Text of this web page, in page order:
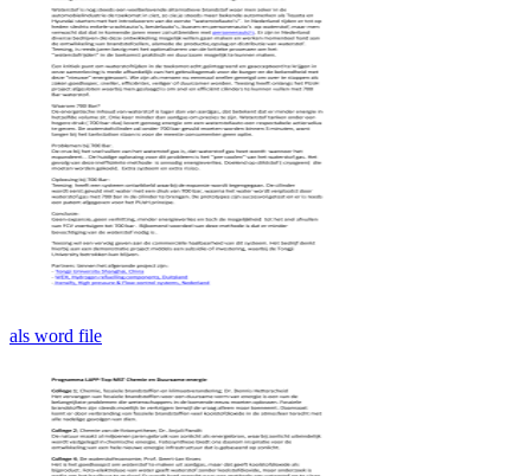
als word file